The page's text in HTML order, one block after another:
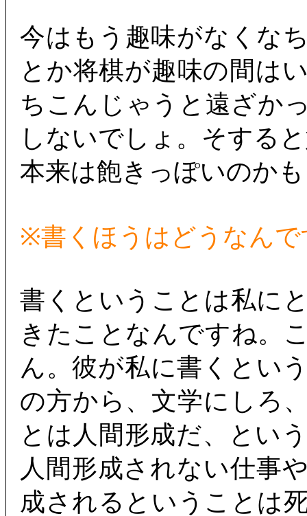
今はもう趣味がなくな
とか将棋が趣味の間は
ちこんじゃうと遠ざか
しないでしょ。そする
本来は飽きっぽいのか
※書くほうはどうなんで
書くということは私に
きたことなんですね。
ん。彼が私に書くとい
の方から、文学にしろ
とは人間形成だ、とい
人間形成されない仕事
成されるということは